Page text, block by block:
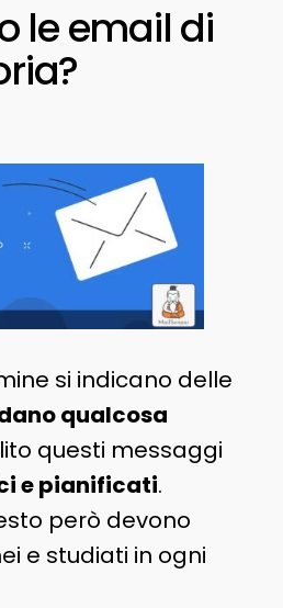
le email di
si indicano delle
qualcosa
questi messaggi
e pianificati.
però devono
e studiati in ogni